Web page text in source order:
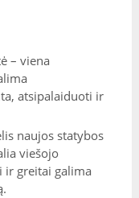
– viena
atsipalaiduoti ir
naujos statybos
viešojo
ir greitai galima